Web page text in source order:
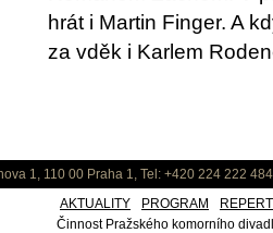
hrát i Martin Finger. A
za vděk i Karlem
1, 110 00 Praha 1, Tel: +420 224 222
AKTUALITY
PROGRAM
Činnost Pražského komorního